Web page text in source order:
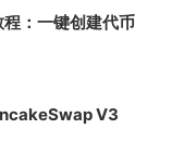
：一键创建代币
V3